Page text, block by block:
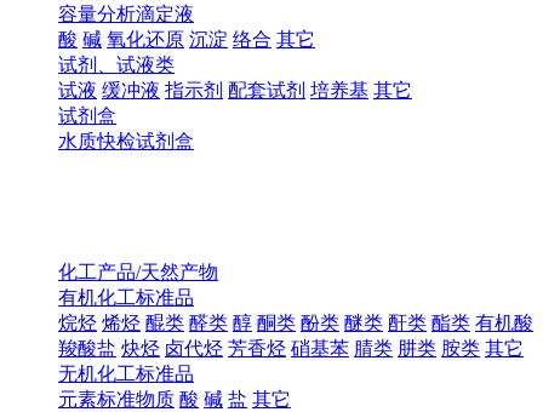
容量分析滴定液
酸 碱 氧化还原 沉淀 络合 其它
试剂、试液类
试液 缓冲液 指示剂 配套试剂 培养基 其它
试剂盒
水质快检试剂盒
化工产品/天然产物
有机化工标准品
烷烃 烯烃 醌类 醛类 醇 酮类 酚类 醚类 酐类 酯类 有机酸
羧酸盐 炔烃 卤代烃 芳香烃 硝基苯 腈类 肼类 胺类 其它
无机化工标准品
元素标准物质 酸 碱 盐 其它